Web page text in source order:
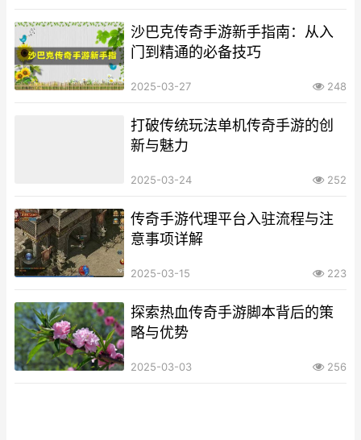
沙巴克传奇手游新手指南：从入
门到精通的必备技巧
2025-03-27 248
打破传统玩法单机传奇手游的创
新与魅力
2025-03-24 252
传奇手游代理平台入驻流程与注
意事项详解
2025-03-15 223
探索热血传奇手游脚本背后的策
略与优势
2025-03-03 256